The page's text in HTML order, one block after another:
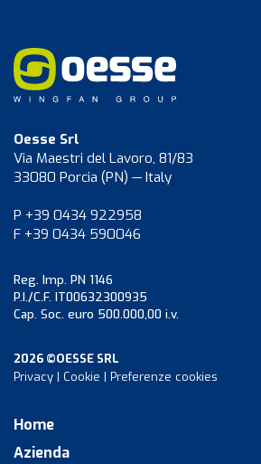
Oesse Srl
Via Maestri del Lavoro, 81/83
33080 Porcia (PN) — Italy
P +39 0434 922958
F +39 0434 590046
Reg. Imp. PN 1146
P.I./C.F. IT00632300935
Cap. Soc. euro 500.000,00 i.v.
2026 ©OESSE SRL
Privacy | Cookie | Preferenze cookies
Home
Azienda